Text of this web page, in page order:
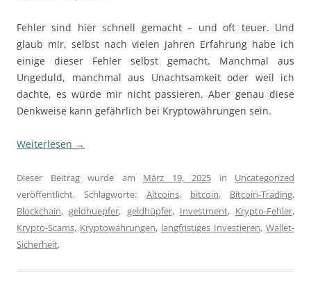
Fehler sind hier schnell gemacht – und oft teuer. Und
glaub mir, selbst nach vielen Jahren Erfahrung habe ich
einige dieser Fehler selbst gemacht. Manchmal aus
Ungeduld, manchmal aus Unachtsamkeit oder weil ich
dachte, es würde mir nicht passieren. Aber genau diese
Denkweise kann gefährlich bei Kryptowährungen sein.
Weiterlesen →
Dieser Beitrag wurde am März 19, 2025 in Uncategorized
veröffentlicht. Schlagworte: Altcoins, bitcoin, Bitcoin-Trading,
Blockchain,geldhuepfer, geldhüpfer, Investment, Krypto-Fehler,
Krypto-Scams, Kryptowährungen, langfristiges Investieren, Wallet-
Sicherheit.